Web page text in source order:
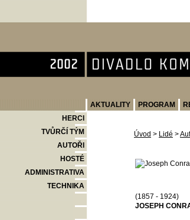
AKTUALITY PROGRAM
HERCI
TVŮRČÍ TÝM
AUTOŘI
HOSTÉ
ADMINISTRATIVA
TECHNIKA
Úvod > Lidé >
(1857 - 1924)
JOSEPH